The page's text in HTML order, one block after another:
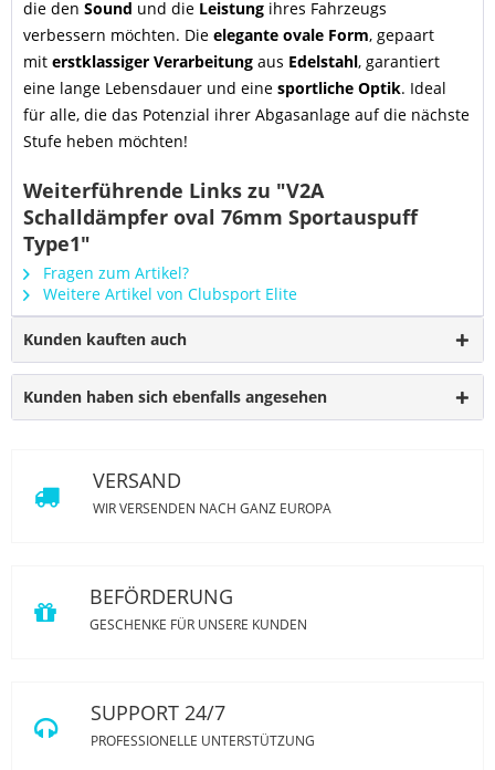
die den Sound und die Leistung ihres Fahrzeugs
verbessern möchten. Die elegante ovale Form, gepaart
mit erstklassiger Verarbeitung aus Edelstahl, garantiert
eine lange Lebensdauer und eine sportliche Optik. Ideal
für alle, die das Potenzial ihrer Abgasanlage auf die nächste
Stufe heben möchten!
Weiterführende Links zu "V2A
Schalldämpfer oval 76mm Sportauspuff
Type1"
Fragen zum Artikel?
Weitere Artikel von Clubsport Elite
Kunden kauften auch
Kunden haben sich ebenfalls angesehen
VERSAND
WIR VERSENDEN NACH GANZ EUROPA
BEFÖRDERUNG
GESCHENKE FÜR UNSERE KUNDEN
SUPPORT 24/7
PROFESSIONELLE UNTERSTÜTZUNG